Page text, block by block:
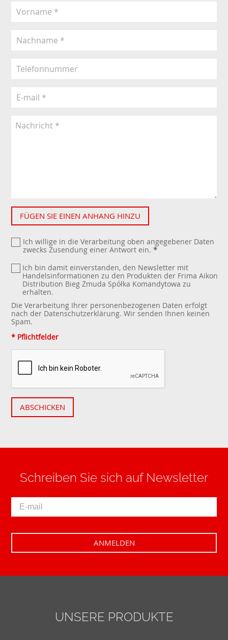
FÜGEN SIE EINEN ANHANG HINZU
Ich willige in die Verarbeitung oben angegebener Daten
zwecks Zusendung einer Antwort ein. *
Ich bin damit einverstanden, den Newsletter mit
Handelsinformationen zu den Produkten der Frima Aikon
Distribution Bieg Żmuda Spółka Komandytowa zu
erhalten.
Die Verarbeitung Ihrer personenbezogenen Daten erfolgt
nach der Datenschutzerklärung. Wir senden Ihnen keinen
Spam.
* Pflichtfelder
ABSCHICKEN
Schreiben Sie sich auf Newsletter
UNSERE PRODUKTE